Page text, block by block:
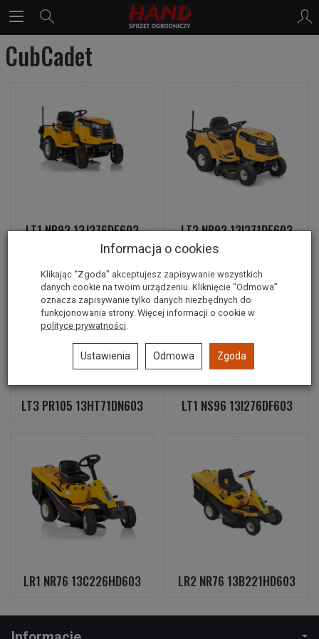
CubCadet
LT1 NR92 13J276DE603 LT2 NR92 13I271DE603
LT3 PR105 13HT71DN603 LT1 NS96 13I276DF603
LR1 NR76 13C226HD603 LR2 NR76 13B221HD603
Informacja o cookies
Klikając “Zgoda” akceptujesz zapisywanie wszystkich
danych cookie na twoim urządzeniu. Kliknięcie “Odmowa”
oznacza zapisywanie tylko danych niezbędnych do
funkcjonowania strony. Więcej informacji o cookie w
polityce prywatności
Ustawienia Odmowa Zgoda